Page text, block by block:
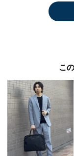
こ